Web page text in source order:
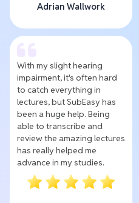
Adrian Wallwork
With my slight hearing
impairment, it's often hard
to catch everything in
lectures, but SubEasy has
been a huge help. Being
able to transcribe and
review the amazing lectures
has really helped me
advance in my studies.